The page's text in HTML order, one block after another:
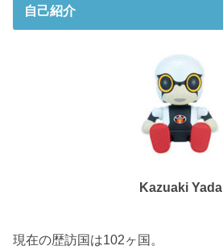
自己紹介
Kazuaki Yada
現在の歴訪国は102ヶ国。